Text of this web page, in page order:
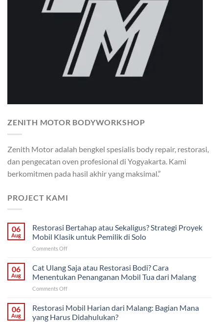
ZENITH MOTOR BODYWORKSHOP
Zenith Motor adalah bengkel spesialis body repair, restorasi,
dan pengecatan oven profesional di Yogyakarta. Kami
berkomitmen pada hasil akhir yang maksimal.”
PROJECT KAMI
06
Aug
Restorasi Bertahap atau Sekaligus? Strategi Proyek
Mobil Klasik untuk Pemilik di Solo
Comments Offon
Bertahap
atau
Sekaligus?
Strategi
Mobil
Klasik
06
Aug
Cat Ulang Saja atau Restorasi Bodi? Cara
Menentukan Penanganan Mobil Tua dari Malang
Comments Offon
Ulang
06
Aug
Restorasi Mobil Harian dari Malang: Bagian Mana
yang Harus Didahulukan?